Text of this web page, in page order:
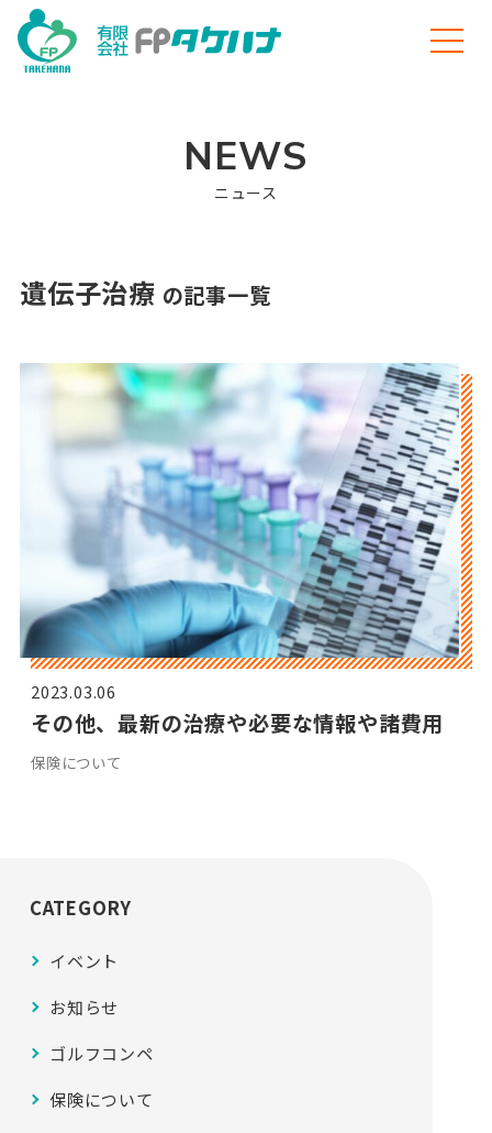
NEWS
ニュース
遺伝子治療 の記事一覧
2023.03.06
その他、最新の治療や必要な情報や諸費用
保険について
CATEGORY
イベント
お知らせ
ゴルフコンペ
保険について